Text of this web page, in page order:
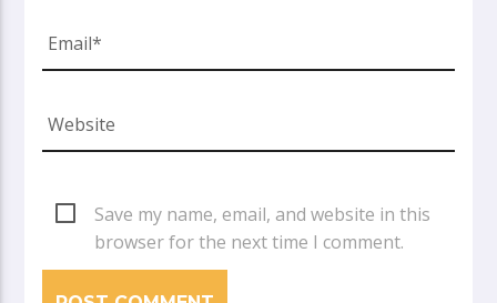
Save my name, email, and website in this
browser for the next time I comment.